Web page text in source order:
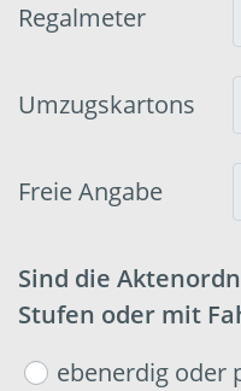
Regalmeter
Umzugskartons
Freie Angabe
Sind die
Stufen oder mit
ebenerdig oder